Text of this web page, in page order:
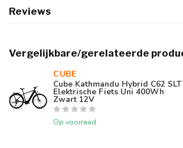
Reviews
Vergelijkbare/gerelateerde
CUBE
Cube Kathmandu Hybrid C62 SLT
Elektrische Fiets Uni 400Wh
Zwart 12V
Op voorraad